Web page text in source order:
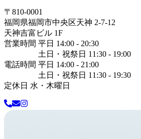
〒 810-0001
福岡県福岡市中央区天神 2-7-12
天神吉富ビル 1F
営業時間 平日 14:00 - 20:30
土日・祝祭日 11:30 - 19:00
電話時間 平日 14:00 - 21:00
土日・祝祭日 11:30 - 19:30
定休日 水・木曜日